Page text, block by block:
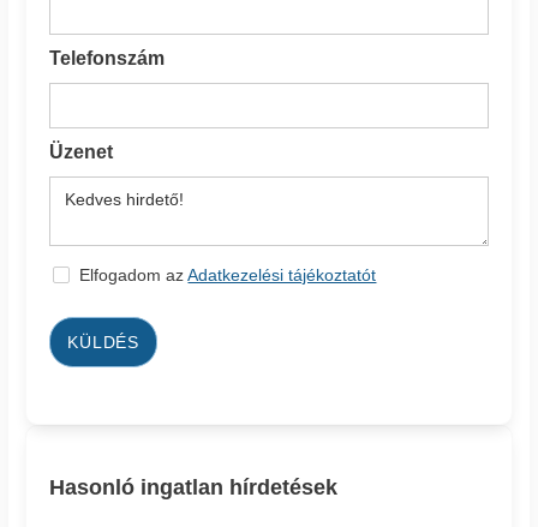
Telefonszám
Üzenet
Elfogadom azAdatkezelési tájékoztatót
KÜLDÉS
Hasonló ingatlan hírdetések